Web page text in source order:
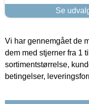
Se
Vi har gennemgået de
dem med stjerner fra 1
sortimentstørrelse,
betingelser,